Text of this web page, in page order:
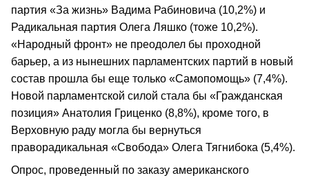
партия «За жизнь» Вадима Рабиновича (10,2%) и
Радикальная партия Олега Ляшко (тоже 10,2%).
«Народный фронт» не преодолел бы проходной
барьер, а из нынешних парламентских партий в новый
состав прошла бы еще только «Самопомощь» (7,4%).
Новой парламентской силой стала бы «Гражданская
позиция» Анатолия Гриценко (8,8%), кроме того, в
Верховную раду могла бы вернуться
праворадикальная «Свобода» Олега Тягнибока (5,4%).
Опрос, проведенный по заказу американского